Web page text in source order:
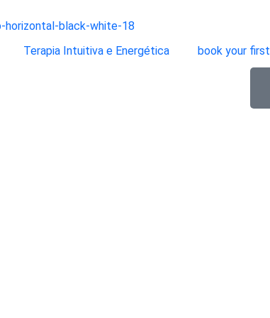
Terapia Intuitiva e Energética book your